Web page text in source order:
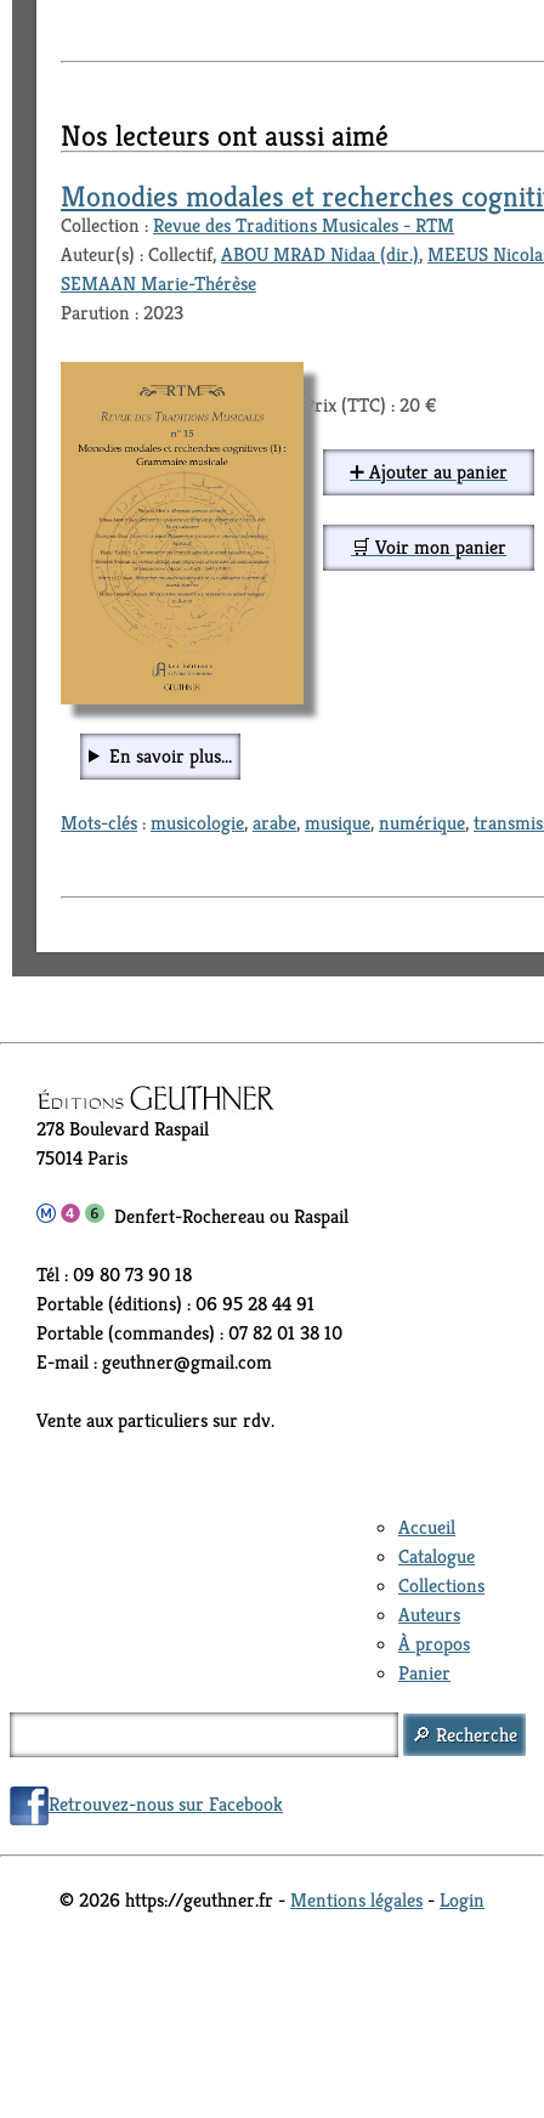
Nos lecteurs ont aussi aimé
Monodies modales et recherches
Collection :Revue des Traditions Musicales - RTM
Auteur(s) : Collectif,ABOU MRAD Nidaa (dir.),MEEUS
SEMAAN Marie-Thérèse
Parution : 2023
Prix (TTC) : 20 €
➕ Ajouter au panier
🛒 Voir mon panier
En savoir plus...
Mots-clés:musicologie,arabe,musique,numérique,
278 Boulevard Raspail
75014 Paris
Denfert-Rochereau ou Raspail
Tél : 09 80 73 90 18
Portable (éditions) : 06 95 28 44 91
Portable (commandes) : 07 82 01 38 10
E-mail : geuthner@gmail.com
Vente aux particuliers sur rdv.
Accueil
Catalogue
Collections
Auteurs
À propos
Panier
Retrouvez-nous sur Facebook
© 2026 https://geuthner.fr -Mentions légales -Login